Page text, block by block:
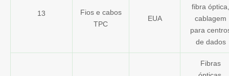
13
Fios e cabos
TPC
EUA
fibra óptica,
cablagem
para
de dados
Fibras